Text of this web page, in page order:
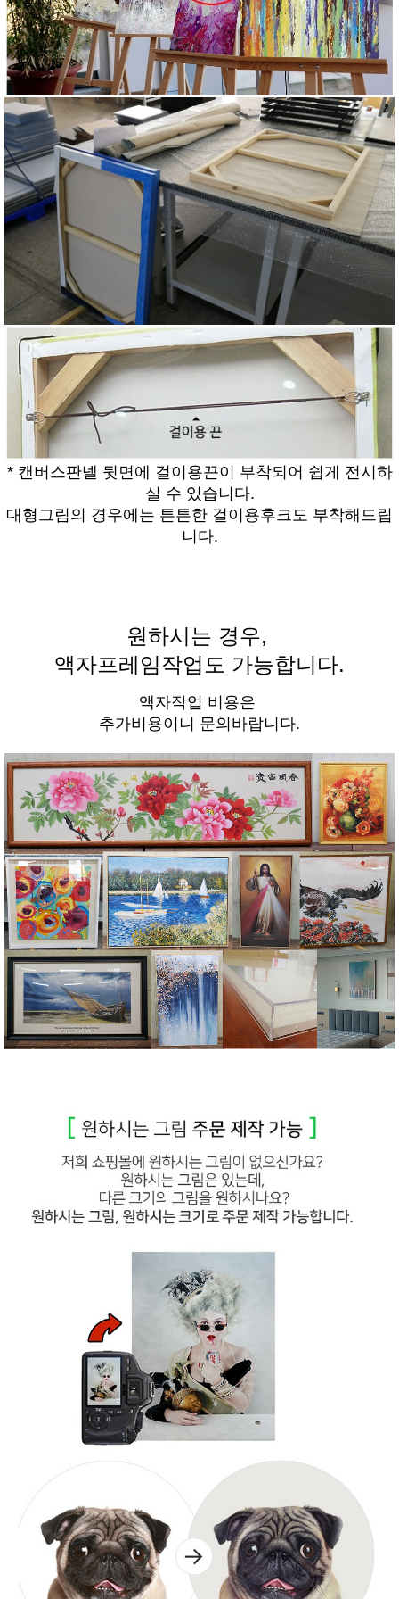
* 캔버스판넬 뒷면에 걸이용끈이 부착되어 쉽게 전시하
실 수 있습니다.
대형그림의 경우에는 튼튼한 걸이용후크도 부착해드립
니다.
원하시는 경우,
액자프레임작업도 가능합니다.
액자작업 비용은
추가비용이니 문의바랍니다.